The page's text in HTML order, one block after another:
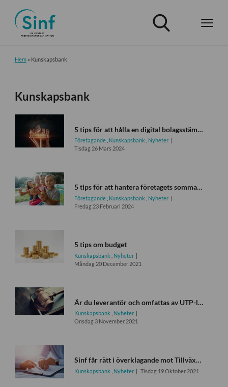
Hem» Kunskapsbank
Kunskapsbank
5 tips för att hålla en digital bolagsstämma
Företagande Kunskapsbank
Nyheter
Tisdag 26 Mars 2024
5 tips för att hantera företagets sommarsemestrar
Företagande Kunskapsbank
Nyheter
Fredag 23 Februari 2024
5 tips om budget
Kunskapsbank
Nyheter
Måndag 20 December 2021
Är du leverantör och omfattas av UTP-lagen?
Kunskapsbank
Nyheter
Onsdag 3 November 2021
Sinf får rätt i överklagande mot Tillväxtverket
Kunskapsbank Nyheter Tisdag 19 Oktober 2021